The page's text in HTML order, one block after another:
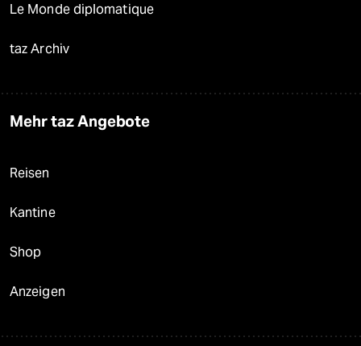
Le Monde diplomatique
taz Archiv
Mehr taz Angebote
Reisen
Kantine
Shop
Anzeigen